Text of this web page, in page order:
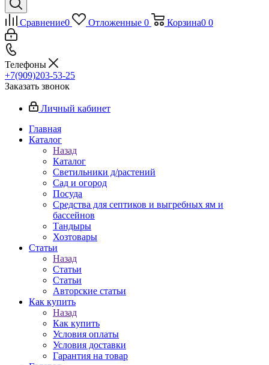
Сравнение0 Отложенные 0 Корзина0 0
Телефоны
+7(909)203-53-25
Заказать звонок
Личный кабинет
Главная
Каталог
Назад
Каталог
Светильники д/растений
Сад и огород
Посуда
Средства для септиков и выгребных ям и
бассейнов
Тандыры
Хозтовары
Статьи
Назад
Статьи
Статьи
Авторские статьи
Как купить
Назад
Как купить
Условия оплаты
Условия доставки
Гарантия на товар